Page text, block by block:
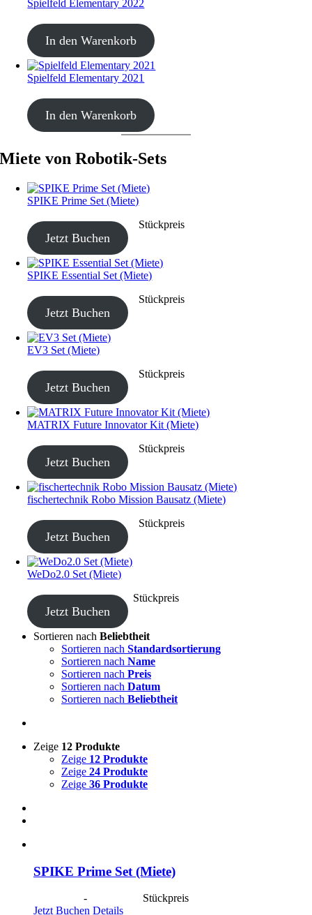
Spielfeld Elementary 2022
CHF20.00
In den Warenkorb
Spielfeld Elementary 2021
CHF20.00
In den Warenkorb
Miete von Robotik-Sets
SPIKE Prime Set (Miete)
CHF40.00–CHF190.00 Stückpreis
Jetzt Buchen
SPIKE Essential Set (Miete)
CHF40.00–CHF190.00 Stückpreis
Jetzt Buchen
EV3 Set (Miete)
CHF40.00–CHF190.00 Stückpreis
Jetzt Buchen
MATRIX Future Innovator Kit (Miete)
CHF40.00–CHF190.00 Stückpreis
Jetzt Buchen
fischertechnik Robo Mission Bausatz (Miete)
CHF40.00–CHF190.00 Stückpreis
Jetzt Buchen
WeDo2.0 Set (Miete)
CHF20.00–CHF80.00 Stückpreis
Jetzt Buchen
Sortieren nach Beliebtheit
Sortieren nach Standardsortierung
Sortieren nach Name
Sortieren nach Preis
Sortieren nach Datum
Sortieren nach Beliebtheit
Zeige 12 Produkte
Zeige 12 Produkte
Zeige 24 Produkte
Zeige 36 Produkte
SPIKE Prime Set (Miete)
-
Stückpreis
Jetzt Buchen Details